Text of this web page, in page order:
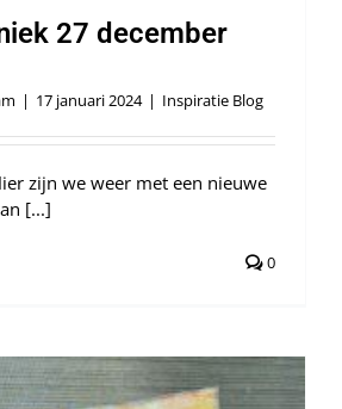
27 december
| 17 januari 2024 | Inspiratie Blog
zijn we weer met een nieuwe
[...]
0